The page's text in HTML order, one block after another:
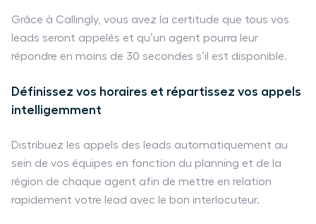
Grâce à Callingly, vous avez la certitude que tous vos
leads seront appelés et qu’un agent pourra leur
répondre en moins de 30 secondes s’il est disponible.
Définissez vos horaires et répartissez vos appels
intelligemment
Distribuez les appels des leads automatiquement au
sein de vos équipes en fonction du planning et de la
région de chaque agent afin de mettre en relation
rapidement votre lead avec le bon interlocuteur.